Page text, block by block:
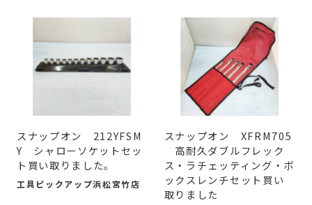
スナップオン 212YFSM
Y シャローソケットセッ
ト買い取りました。
工具ピックアップ浜松宮竹店
スナップオン XFRM705
高耐久ダブルフレック
ス・ラチェッティング・ボ
ックスレンチセット買い
取りました